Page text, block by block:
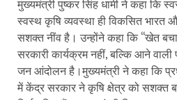
मुख्यमंत्री पुष्कर सिंह धामी ने कहा कि
स्वस्थ कृषि व्यवस्था ही विकसित भारत
सशक्त नींव है। उन्होंने कहा कि “खेत
सरकारी कार्यक्रम नहीं, बल्कि आने वाली
जन आंदोलन है।मुख्यमंत्री ने कहा कि
में केंद्र सरकार ने कृषि क्षेत्र को सशक्त